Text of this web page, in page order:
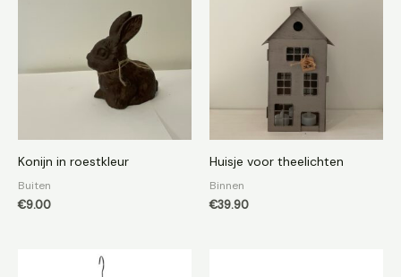
Konijn in roestkleur
Buiten
€9.00
Huisje voor theelichten
Binnen
€39.90